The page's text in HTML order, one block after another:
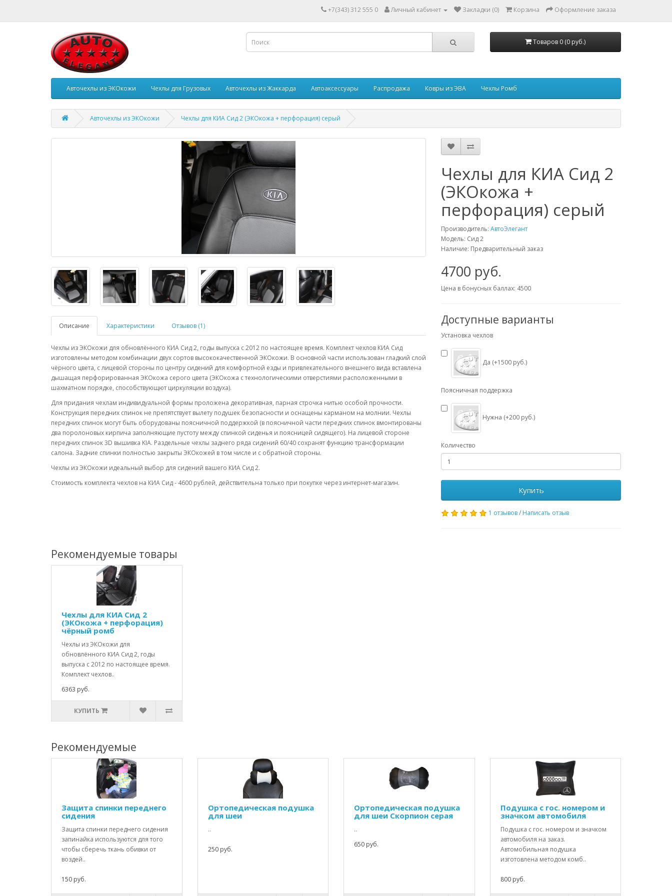
+7(343) 312 555 0 Личный кабинет Закладки (0) Корзина Оформление заказа
Товаров 0 (0 руб.)
Авточехлы из ЭКОкожи Чехлы для Грузовых Авточехлы из Жаккарда Автоаксессуары Распродажа Ковры из ЭВА Чехлы Ромб
Авточехлы из ЭКОкожи Чехлы для КИА Сид 2 (ЭКОкожа + перфорация) серый
Описание Характеристики Отзывов (1)
Чехлы из ЭКОкожи для обновлённого КИА Сид 2, годы выпуска с 2012 по настоящее время. Комплект чехлов КИА Сид
изготовлены методом комбинации двух сортов высококачественной ЭКОкожи. В основной части использован гладкий слой
чёрного цвета, с лицевой стороны по центру сидений для комфортной езды и привлекательного внешнего вида вставлена
дышащая перфорированная ЭКОкожа серого цвета (ЭКОкожа с технологическими отверстиями расположенными в
шахматном порядке, способствующют циркуляции воздуха).
Для придания чехлам индивидуальной формы проложена декоративная, парная строчка нитью особой прочности.
Конструкция передних спинок не препятствует вылету подушек безопасности и оснащены карманом на молнии. Чехлы
передних спинок могут быть оборудованы поясничной поддержкой (в поясничной части передних спинок вмонтированы
два поролоновых кирпича заполняющие пустоту между спинкой сиденья и поясницей сидящего). На лицевой стороне
передних спинок 3D вышивка KIA. Раздельные чехлы заднего ряда сидений 60/40 сохранят функцию трансформации
салона. Задние спинки полностью закрыты ЭКОкожей в том числе и с обратной стороны.
Чехлы из ЭКОкожи идеальный выбор для сидений вашего КИА Сид 2.
Стоимость комплекта чехлов на КИА Сид - 4600 рублей, действительна только при покупке через интернет-магазин.
Чехлы для КИА Сид 2
(ЭКОкожа +
перфорация) серый
Производитель: АвтоЭлегант
Модель: Сид 2
Наличие: Предварительный заказ
4700 руб.
Цена в бонусных баллах: 4500
Доступные варианты
Установка чехлов
Да (+1500 руб.)
Поясничная поддержка
Нужна (+200 руб.)
Количество
Купить
1 отзывов/ Написать отзыв
Рекомендуемые товары
Чехлы для КИА Сид 2
(ЭКОкожа + перфорация)
чёрный ромб
Чехлы из ЭКОкожи для
обновлённого КИА Сид 2, годы
выпуска с 2012 по настоящее время.
Комплект чехлов..
6363 руб.
КУПИТЬ
Рекомендуемые
Защита спинки переднего
сидения
Защита спинки переднего сидения
запинайка используются для того
чтобы сберечь ткань обивки от
воздей..
150 руб.
Ортопедическая подушка
для шеи
..
250 руб.
Ортопедическая подушка
для шеи Скорпион серая
..
650 руб.
Подушка с гос. номером и
значком автомобиля
Подушка с гос. номером и значком
автомобиля на заказ.
Автомобильная подушка
изготовлена методом комб..
800 руб.